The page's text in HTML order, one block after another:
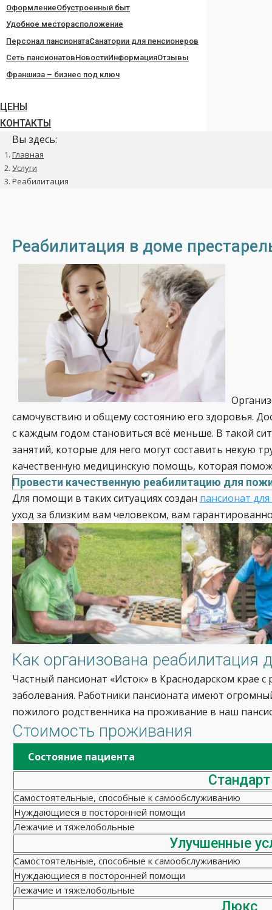
ОформлениеОбустроенный быт
Удобное месторасположение
Персонал пансионатаСанатории для пенсионеров
Сеть пансионатовНовостиИнформацияОтзывы
Франшиза – бизнес под ключ
ЦЕНЫ
КОНТАКТЫ
Вы здесь:
Главная
Услуги
Реабилитация
Реабилитация в доме
самочувствию и общему состоянию его здоровья.
с каждым годом становиться всё меньше. В такой
занятий, которые для него могут составить некую
качественную медицинскую помощь, которая
Провести качественную реабилитацию для
Для помощи в таких ситуациях создан пансионат
уход за близким вам человеком, вам
Как организована реабилитация
Частный пансионат «Исток» в Краснодарском крае
заболевания. Работники пансионата имеют
пожилого родственника на проживание в наш
Стоимость проживания
Состояние пациента
Стандарт
Самостоятельные, способные к самообслуживанию
Нуждающиеся в посторонней помощи
Лежачие и тяжелобольные
Улучшенные
Самостоятельные, способные к самообслуживанию
Нуждающиеся в посторонней помощи
Лежачие и тяжелобольные
Люкс